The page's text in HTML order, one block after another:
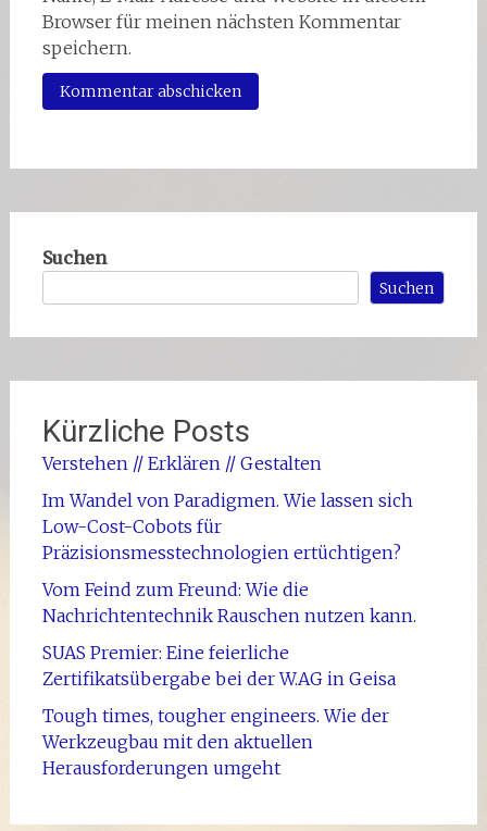
Browser für meinen nächsten Kommentar
speichern.
Suchen
Suchen
Kürzliche Posts
Verstehen // Erklären // Gestalten
Im Wandel von Paradigmen. Wie lassen sich
Low-Cost-Cobots für
Präzisionsmesstechnologien ertüchtigen?
Vom Feind zum Freund: Wie die
Nachrichtentechnik Rauschen nutzen kann.
SUAS Premier: Eine feierliche
Zertifikatsübergabe bei der W.AG in Geisa
Tough times, tougher engineers. Wie der
Werkzeugbau mit den aktuellen
Herausforderungen umgeht